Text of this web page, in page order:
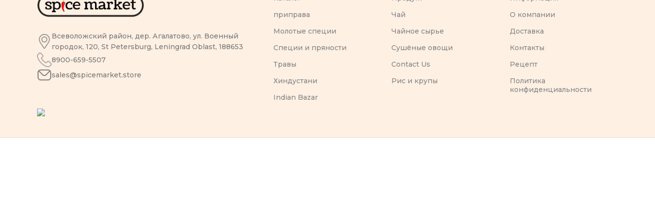
Всеволожский район, дер. Агалатово, ул. Военный
городок, 120, St Petersburg, Leningrad Oblast, 188653
8900-659-5507
sales@spicemarket.store
приправа
Молотые специи
Специи и пряности
Травы
Хиндустани
Indian Bazar
Чай
Чайное сырье
Сушёные овощи
Contact Us
Рис и крупы
O компании
Доставка
Контакты
Рецепт
Политика
конфиденциальности